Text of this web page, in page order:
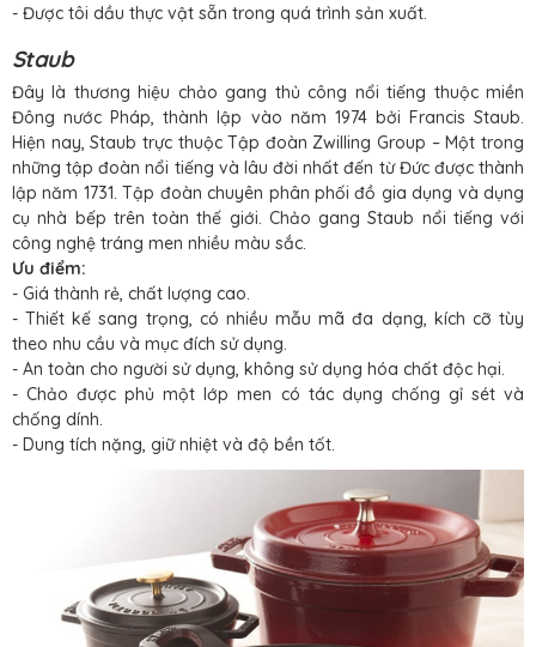
- Được tôi dầu thực vật sẵn trong quá trình sản xuất.
Staub
Đây là thương hiệu chảo gang thủ công nổi tiếng thuộc miền
Đông nước Pháp, thành lập vào năm 1974 bởi Francis Staub.
Hiện nay, Staub trực thuộc Tập đoàn Zwilling Group – Một trong
những tập đoàn nổi tiếng và lâu đời nhất đến từ Đức được thành
lập năm 1731. Tập đoàn chuyên phân phối đồ gia dụng và dụng
cụ nhà bếp trên toàn thế giới. Chảo gang Staub nổi tiếng với
công nghệ tráng men nhiều màu sắc.
Ưu điểm:
- Giá thành rẻ, chất lượng cao.
- Thiết kế sang trọng, có nhiều mẫu mã đa dạng, kích cỡ tùy
theo nhu cầu và mục đích sử dụng.
- An toàn cho người sử dụng, không sử dụng hóa chất độc hại.
- Chảo được phủ một lớp men có tác dụng chống gỉ sét và
chống dính.
- Dung tích nặng, giữ nhiệt và độ bền tốt.